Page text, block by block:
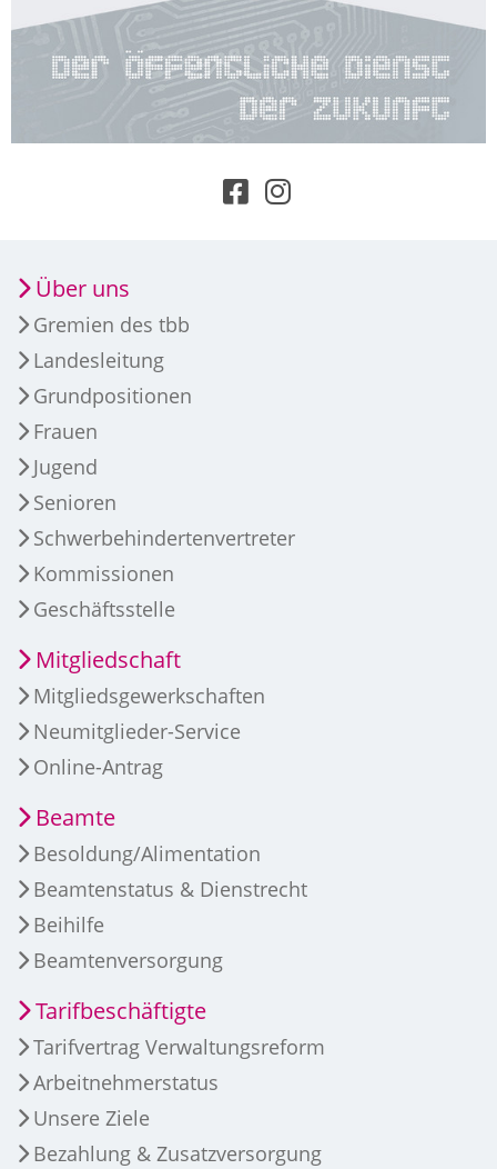
Über uns
Gremien des tbb
Landesleitung
Grundpositionen
Frauen
Jugend
Senioren
Schwerbehindertenvertreter
Kommissionen
Geschäftsstelle
Mitgliedschaft
Mitgliedsgewerkschaften
Neumitglieder-Service
Online-Antrag
Beamte
Besoldung/Alimentation
Beamtenstatus & Dienstrecht
Beihilfe
Beamtenversorgung
Tarifbeschäftigte
Tarifvertrag Verwaltungsreform
Arbeitnehmerstatus
Unsere Ziele
Bezahlung & Zusatzversorgung